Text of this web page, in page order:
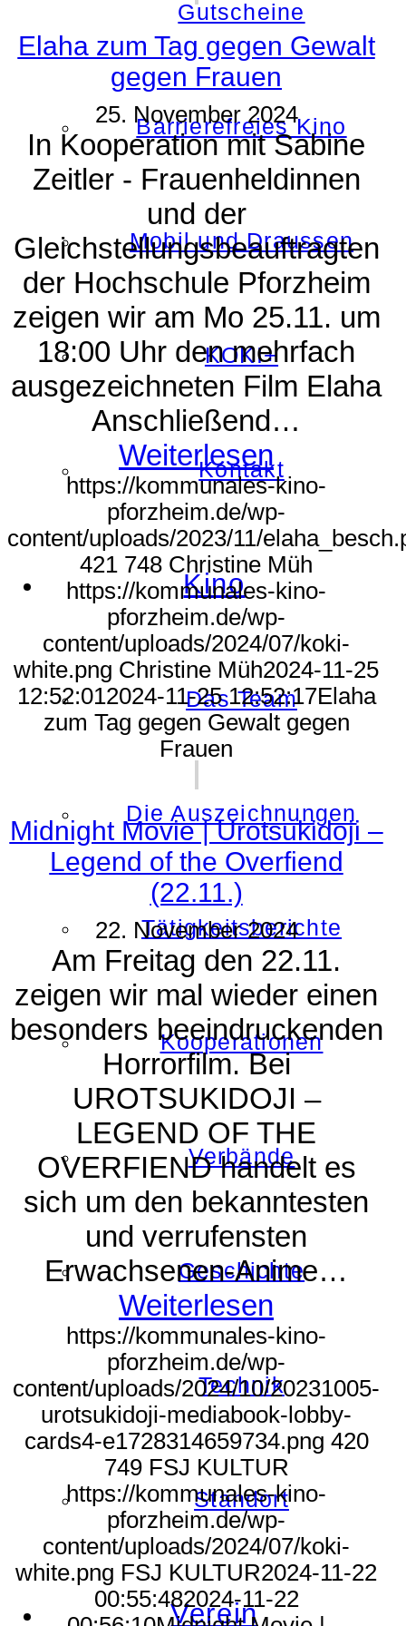
Gutscheine
Barrierefreies Kino
Mobil und Draussen
KOKI+
Kontakt
Kino
Das Team
Die Auszeichnungen
Tätigkeitsberichte
Kooperationen
Verbände
Geschichte
Technik
Standort
Verein
Elaha zum Tag gegen Gewalt
gegen Frauen
25. November 2024
In Kooperation mit Sabine
Zeitler - Frauenheldinnen
und der
Gleichstellungsbeauftragten
der Hochschule Pforzheim
zeigen wir am Mo 25.11. um
18:00 Uhr den mehrfach
ausgezeichneten Film Elaha
Anschließend…
Weiterlesen
https://kommunales-kino-
pforzheim.de/wp-
content/uploads/2023/11/
421 748 Christine Müh
https://kommunales-kino-
pforzheim.de/wp-
content/uploads/2024/07/koki-
white.png Christine Müh2024-11-25
12:52:012024-11-25 12:52:17Elaha
zum Tag gegen Gewalt gegen
Frauen
Midnight Movie | Urotsukidoji –
Legend of the Overfiend
(22.11.)
22. November 2024
Am Freitag den 22.11.
zeigen wir mal wieder einen
besonders beeindruckenden
Horrorfilm. Bei
UROTSUKIDOJI –
LEGEND OF THE
OVERFIEND handelt es
sich um den bekanntesten
und verrufensten
Erwachsenen-Anime…
Weiterlesen
https://kommunales-kino-
pforzheim.de/wp-
content/uploads/2024/10/20231005-
urotsukidoji-mediabook-lobby-
cards4-e1728314659734.png 420
749 FSJ KULTUR
https://kommunales-kino-
pforzheim.de/wp-
content/uploads/2024/07/koki-
white.png FSJ KULTUR2024-11-22
00:55:482024-11-22